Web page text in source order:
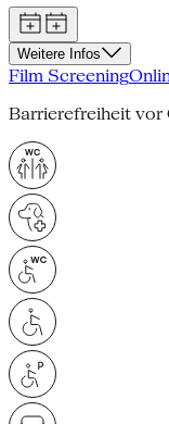
Weitere Infos
Film Screening
Barrierefreiheit vor